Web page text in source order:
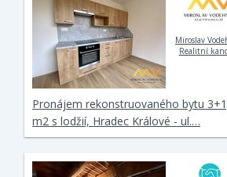
Miroslav
Realitní
Pronájem rekonstruovaného bytu
m2 s lodžií, Hradec Králové - ul.…